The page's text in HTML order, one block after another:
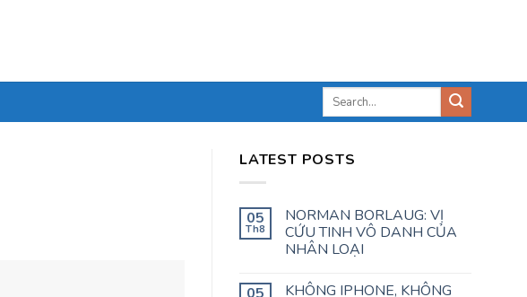
LATEST POSTS
05
Th8
NORMAN BORLAUG: VỊ
CỨU TINH VÔ DANH CỦA
NHÂN LOẠI
05
KHÔNG IPHONE, KHÔNG